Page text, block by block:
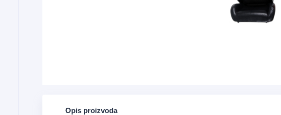
Opis proizvoda